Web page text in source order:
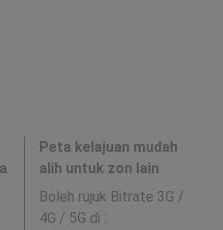
Peta kelajuan mudah
alih untuk zon lain
Boleh rujuk Bitrate 3G /
4G / 5G di :